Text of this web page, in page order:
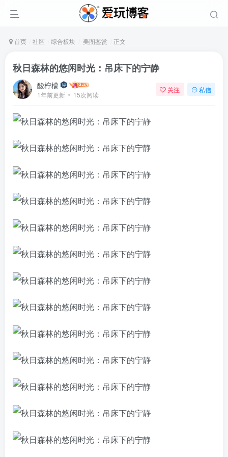
首页 社区 综合板块 美图鉴赏 正文
秋日森林的悠闲时光：吊床下的宁静
酸柠檬
1年前更新 15次阅读
关注 私信
登录
记住登录
登录
使用社交账号登录即表示同意 用户协议、